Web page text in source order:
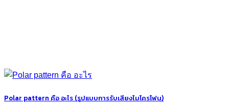
Polar pattern คือ อะไร (รูปแบบการรับเสียงไมโครโฟน)